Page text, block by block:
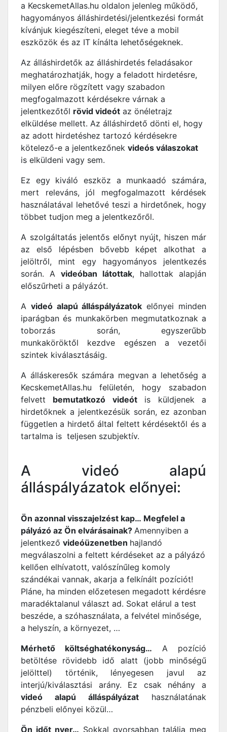
a KecskemetAllas.hu oldalon jelenleg működő,
hagyományos álláshirdetési/jelentkezési formát
kívánjuk kiegészíteni, eleget téve a mobil
eszközök és az IT kínálta lehetőségeknek.
Az álláshirdetők az álláshirdetés feladásakor
meghatározhatják, hogy a feladott hirdetésre,
milyen előre rögzített vagy szabadon
megfogalmazott kérdésekre várnak a
jelentkezőtől rövid videót az önéletrajz
elküldése mellett. Az álláshirdető dönti el, hogy
az adott hirdetéshez tartozó kérdésekre
kötelező-e a jelentkezőnek videós válaszokat
is elküldeni vagy sem.
Ez egy kiváló eszköz a munkaadó számára,
mert releváns, jól megfogalmazott kérdések
használatával lehetővé teszi a hirdetőnek, hogy
többet tudjon meg a jelentkezőről.
A szolgáltatás jelentős előnyt nyújt, hiszen már
az első lépésben bővebb képet alkothat a
jelöltről, mint egy hagyományos jelentkezés
során. A videóban látottak, hallottak alapján
előszűrheti a pályázót.
A videó alapú álláspályázatok előnyei minden
iparágban és munkakörben megmutatkoznak a
toborzás során, egyszerűbb
munkaköröktől kezdve egészen a vezetői
szintek kiválasztásáig.
A álláskeresők számára megvan a lehetőség a
KecskemetAllas.hu felületén, hogy szabadon
felvett bemutatkozó videótis küldjenek a
hirdetőknek a jelentkezésük során, ez azonban
független a hirdető által feltett kérdésektől és a
tartalma is teljesen szubjektív.
A videó alapú
álláspályázatok előnyei:
Ön azonnal visszajelzést kap… Megfelel a
pályázó az Ön elvárásainak? Amennyiben a
jelentkező videóüzenetben hajlandó
megválaszolni a feltett kérdéseket az a pályázó
kellően elhívatott, valószínűleg komoly
szándékai vannak, akarja a felkínált pozíciót!
Pláne, ha minden előzetesen megadott kérdésre
maradéktalanul választ ad. Sokat elárul a test
beszéde, a szóhasználata, a felvétel minősége,
a helyszín, a környezet, …
Mérhető költséghatékonyság… A pozíció
betöltése rövidebb idő alatt (jobb minőségű
jelölttel) történik, lényegesen javul az
interjú/kiválasztási arány. Ez csak néhány a
videó alapú álláspályázat használatának
pénzbeli előnyei közül…
Ön időt nyer… Sokkal gyorsabban találja meg